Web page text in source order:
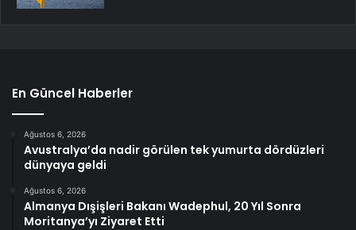
En Güncel Haberler
Ağustos 6, 2026
Avustralya’da nadir görülen tek yumurta dördüzleri
dünyaya geldi
Ağustos 6, 2026
Almanya Dışişleri Bakanı Wadephul, 20 Yıl Sonra
Moritanya’yı Ziyaret Etti